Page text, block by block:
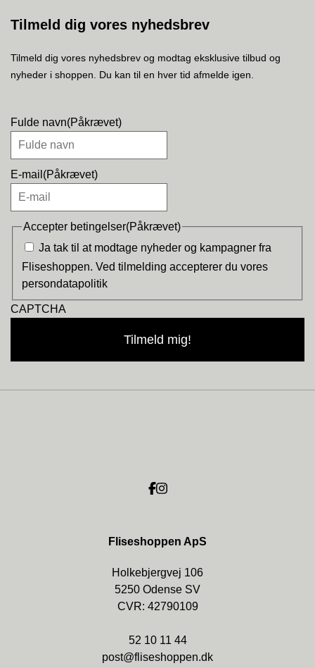
Tilmeld dig vores nyhedsbrev
Tilmeld dig vores nyhedsbrev og modtag eksklusive tilbud og
nyheder i shoppen. Du kan til en hver tid afmelde igen.
Fulde navn(Påkrævet)
E-mail (Påkrævet)
Accepter betingelser(Påkrævet)
Ja tak til at modtage nyheder og kampagner fra
Fliseshoppen. Ved tilmelding accepterer du vores
persondatapolitik
CAPTCHA
Fliseshoppen ApS
Holkebjergvej 106
5250 Odense SV
CVR: 42790109
52 10 11 44
post@fliseshoppen.dk